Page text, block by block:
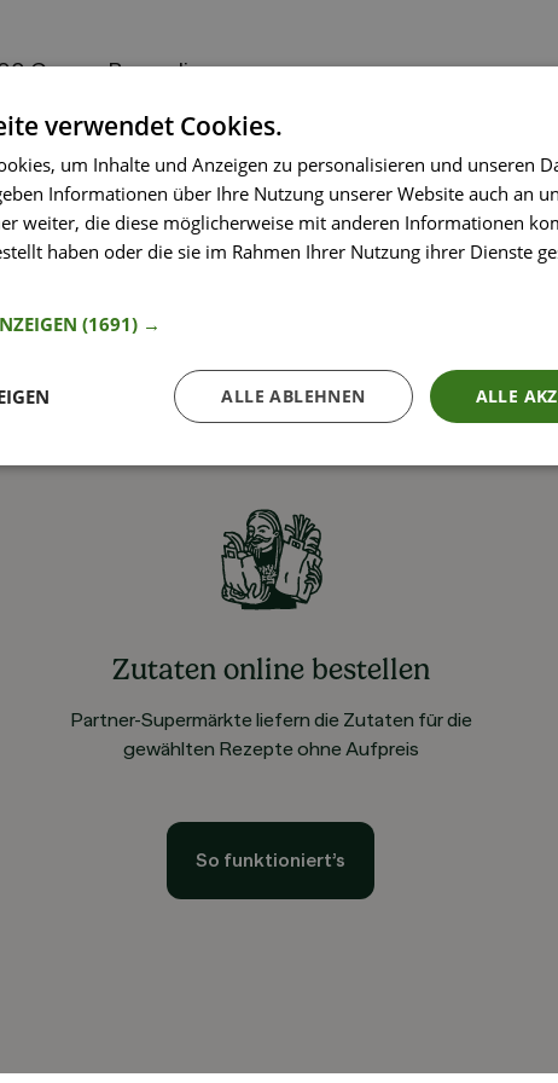
Gramm Broccoli
Zutaten online bestellen
Partner-Supermärkte liefern die Zutaten für die
gewählten Rezepte ohne Aufpreis
So funktioniert’s
verwendet Cookies.
um Inhalte und Anzeigen zu personalisieren und unseren
Informationen über Ihre Nutzung unserer Website auch an
weiter, die diese möglicherweise mit anderen Informationen
haben oder die sie im Rahmen Ihrer Nutzung ihrer Dienste
(1691) →
ALLE
ALLE ABLEHNEN